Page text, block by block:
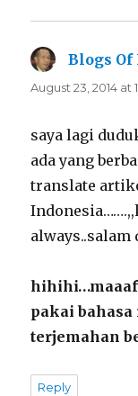
Blogs
August 23, 2014 at
saya lagi
ada yang
translate
always..salam
hihihi…maaaf
pakai bahasa
terjemahan
Reply